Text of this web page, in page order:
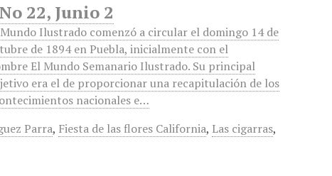
22, Junio 2
Ilustrado comenzó a circular el domingo 14 de
de 1894 en Puebla, inicialmente con el
El Mundo Semanario Ilustrado. Su principal
era el de proporcionar una recapitulación de los
nacionales e…
Parra, Fiesta de las flores California, Las cigarras,